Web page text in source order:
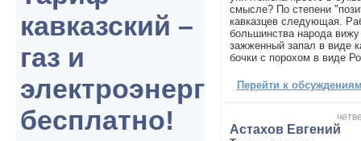
смысле? По степени
кавказцев следующая.
большинства народа
зажженный запал в виде
бочки с порохом в виде
Перейти к
Астахов Евгений
кавказский –
газ и
электроэнергия
бесплатно!